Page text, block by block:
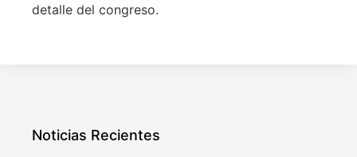
detalle del congreso.
Noticias Recientes